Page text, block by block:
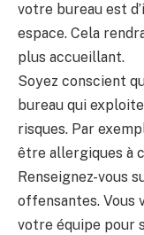
votre bureau est
espace. Cela
plus accueillant.
Soyez conscient
bureau qui
risques. Par
être allergiques à
Renseignez-vous
offensantes. Vous
votre équipe pour